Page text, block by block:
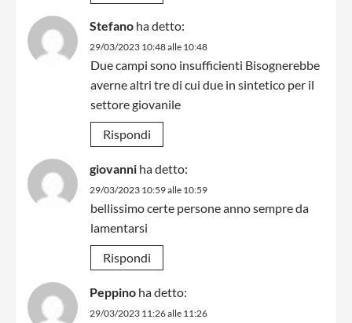
Stefano ha detto:
29/03/2023 10:48 alle 10:48
Due campi sono insufficienti Bisognerebbe
averne altri tre di cui due in sintetico per il
settore giovanile
Rispondi
giovanni ha detto:
29/03/2023 10:59 alle 10:59
bellissimo certe persone anno sempre da
lamentarsi
Rispondi
Peppino ha detto:
29/03/2023 11:26 alle 11:26